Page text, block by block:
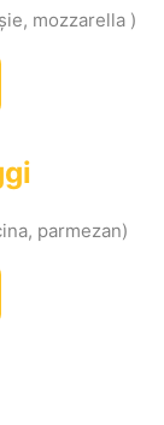
mozzarella )
parmezan)